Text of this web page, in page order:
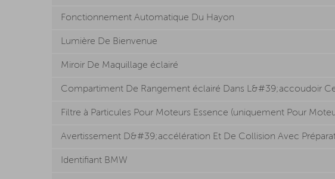
Fonctionnement Automatique Du Hayon
Lumière De Bienvenue
Miroir De Maquillage éclairé
Compartiment De Rangement éclairé Dans L&#39;accoudoir
Filtre à Particules Pour Moteurs Essence (uniquement Pour
Avertissement D&#39;accélération Et De Collision Avec
Identifiant BMW